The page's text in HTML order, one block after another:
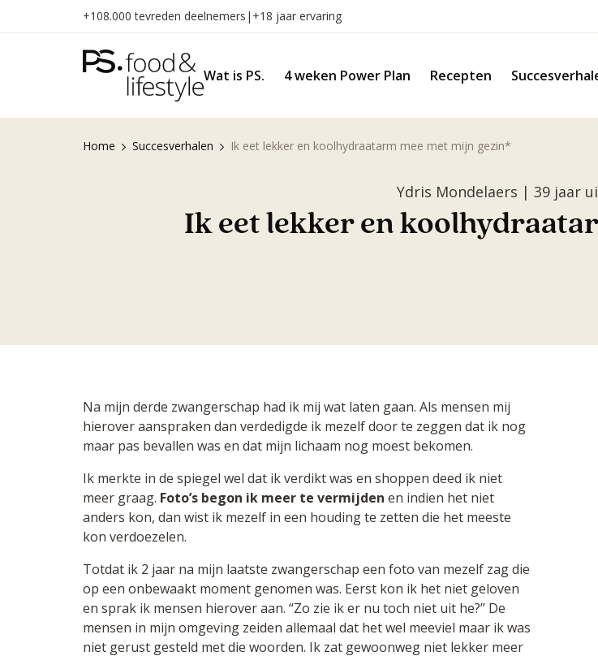
inhoud
+108.000 tevreden deelnemers | +18 jaar ervaring
Wat is PS. 4 weken Power Plan Recepten
Home Succesverhalen Ik eet lekker en koolhydraatarm mee met mijn gezin*
Ydris Mondelaers | 39 jaar
Ik eet lekker en
Na mijn derde zwangerschap had ik mij wat laten gaan. Als mensen mij
hierover aanspraken dan verdedigde ik mezelf door te zeggen dat ik nog
maar pas bevallen was en dat mijn lichaam nog moest bekomen.
Ik merkte in de spiegel wel dat ik verdikt was en shoppen deed ik niet
meer graag. Foto’s begon ik meer te vermijden en indien het niet
anders kon, dan wist ik mezelf in een houding te zetten die het meeste
kon verdoezelen.
Totdat ik 2 jaar na mijn laatste zwangerschap een foto van mezelf zag die
op een onbewaakt moment genomen was. Eerst kon ik het niet geloven
en sprak ik mensen hierover aan. “Zo zie ik er nu toch niet uit he?” De
mensen in mijn omgeving zeiden allemaal dat het wel meeviel maar ik was
niet gerust gesteld met die woorden. Ik zat gewoonweg niet lekker meer